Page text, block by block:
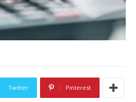
Twitter Pinterest